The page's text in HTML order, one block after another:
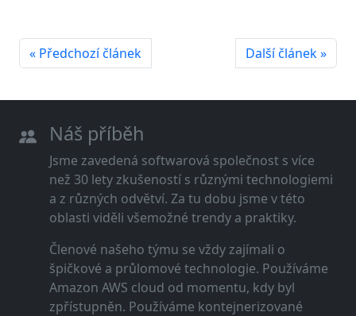
« Předchozí článek Další článek »
Náš příběh
Jsme zavedená softwarová společnost s více
než 30 lety zkušeností s různými technologiemi
a z různých odvětví. Za tu dobu jsme v této
oblasti viděli všemožné trendy a praktiky.
Členové našeho týmu se vždy zajímali o
špičkové a průlomové technologie. Používáme
Amazon AWS cloud od momentu, kdy byl
zpřístupněn. Používáme kontejnerizované